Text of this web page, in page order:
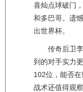
喜灿点球破门
和多巴哥。遗
出世界杯。
传奇后卫李
到的对手实力
102位，能否
战术还值得观